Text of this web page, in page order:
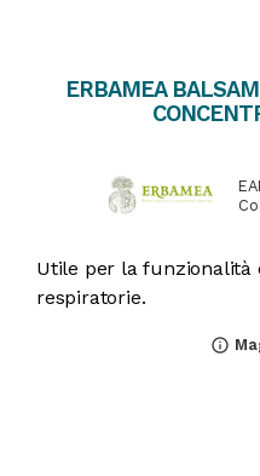
ERBAMEA
Utile per la funzionalità
respiratorie.
info_outline